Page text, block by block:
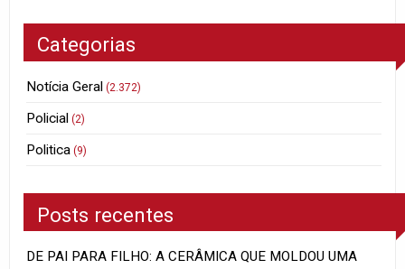
Categorias
Notícia Geral (2.372)
Policial (2)
Politica (9)
Posts recentes
DE PAI PARA FILHO: A CERÂMICA QUE MOLDOU UMA